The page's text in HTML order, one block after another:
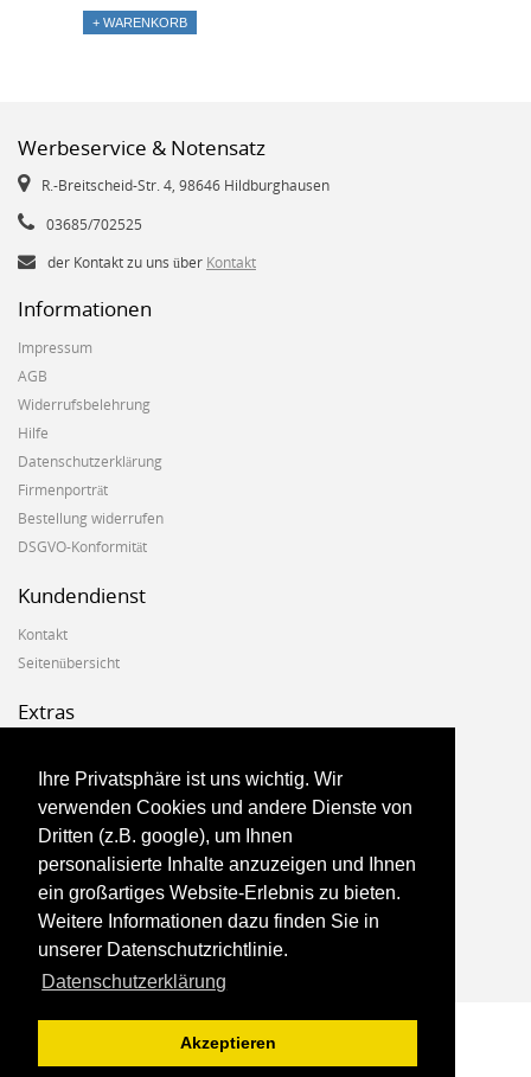
Ihre Privatsphäre ist uns wichtig. Wir
verwenden Cookies und andere Dienste von
Dritten (z.B. google), um Ihnen
personalisierte Inhalte anzuzeigen und Ihnen
ein großartiges Website-Erlebnis zu bieten.
Weitere Informationen dazu finden Sie in
unserer Datenschutzrichtlinie.
Datenschutzerklärung
Akzeptieren
+ WARENKORB
Werbeservice & Notensatz
R.-Breitscheid-Str. 4, 98646 Hildburghausen
03685/702525
der Kontakt zu uns über Kontakt
Informationen
Impressum
AGB
Widerrufsbelehrung
Hilfe
Datenschutzerklärung
Firmenporträt
Bestellung widerrufen
DSGVO-Konformität
Kundendienst
Kontakt
Seitenübersicht
Extras
Geschenkgutscheine
Angebote
Konto
Konto
Auftragsverlauf
Newsletter
Marketshop Theme © 2017, Theme By